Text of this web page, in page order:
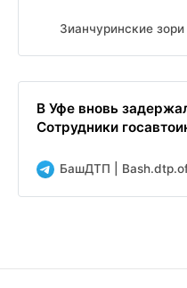
Зианчуринские зори
В Уфе вновь
Сотрудники
БашДТП |